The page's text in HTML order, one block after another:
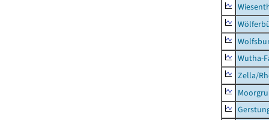
Wutha-
Zella/